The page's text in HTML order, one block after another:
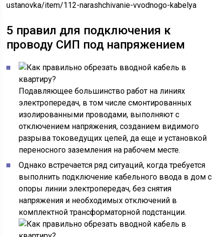
ustanovka/item/112-narashchivanie-vvodnogo-kabelya
5 правил для подключения к
проводу СИП под напряжением
Подавляющее большинство работ на линиях
электропередач, в том числе смонтированных
изолированными проводами, выполняют с
отключением напряжения, созданием видимого
разрыва токоведущих цепей, да еще и установкой
переносного заземления на рабочем месте.
Однако встречается ряд ситуаций, когда требуется
выполнить подключение кабельного ввода в дом с
опоры линии электропередач, без снятия
напряжения и необходимых отключений в
комплектной трансформаторной подстанции.